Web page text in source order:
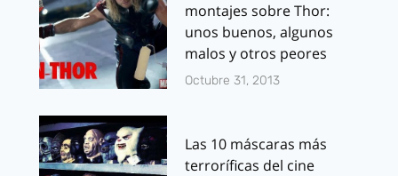
montajes sobre Thor:
unos buenos, algunos
malos y otros peores
Octubre 31, 2013
Las 10 máscaras más
terroríficas del cine